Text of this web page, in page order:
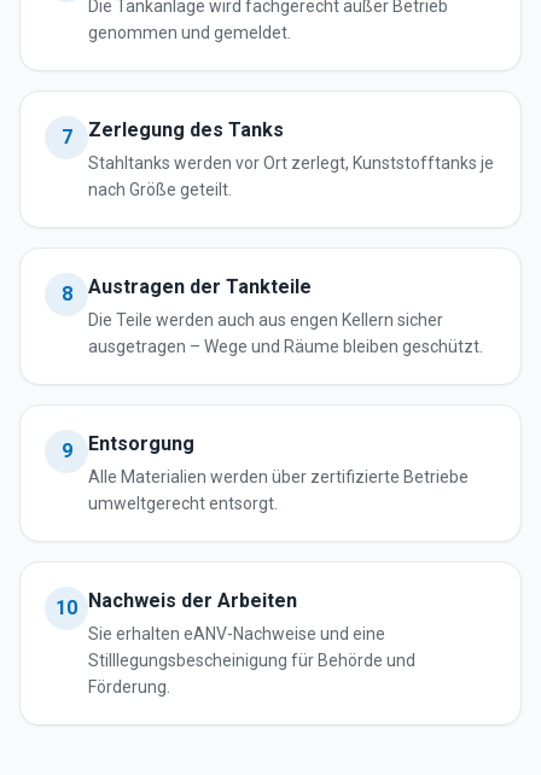
Die Tankanlage wird fachgerecht außer Betrieb
genommen und gemeldet.
7 Zerlegung des Tanks
Stahltanks werden vor Ort zerlegt, Kunststofftanks je
nach Größe geteilt.
8 Austragen der Tankteile
Die Teile werden auch aus engen Kellern sicher
ausgetragen – Wege und Räume bleiben geschützt.
9 Entsorgung
Alle Materialien werden über zertifizierte Betriebe
umweltgerecht entsorgt.
10 Nachweis der Arbeiten
Sie erhalten eANV-Nachweise und eine
Stilllegungsbescheinigung für Behörde und
Förderung.